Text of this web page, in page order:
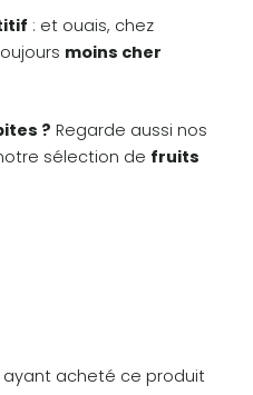
: et ouais, chez
moins cher
? Regarde aussi nos
sélection de fruits
ayant acheté ce produit